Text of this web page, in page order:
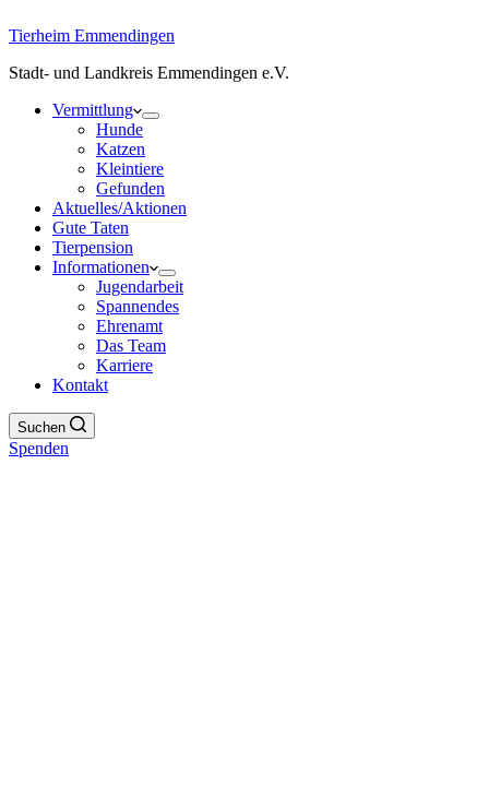
Tierheim Emmendingen
Stadt- und Landkreis Emmendingen e.V.
Vermittlung
Hunde
Katzen
Kleintiere
Gefunden
Aktuelles/Aktionen
Gute Taten
Tierpension
Informationen
Jugendarbeit
Spannendes
Ehrenamt
Das Team
Karriere
Kontakt
Suchen
Spenden